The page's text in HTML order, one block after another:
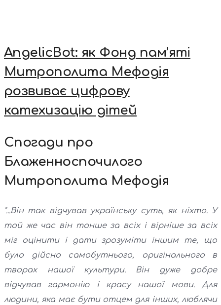
AngelicBot: як Фонд пам’яті
Митрополита Мефодія
розвиває цифрову
катехизацію дітей
Спогади про
Блаженноспочилого
Митрополита Мефодія
"...Він так відчував українську суть, як ніхто. У
той же час він тонше за всіх і вірніше за всіх
міг оцінити і дати зрозуміти іншим те, що
було дійсно самобутнього, оригінального в
творах нашої культури. Він дуже добре
відчував гармонію і красу нашої мови. Для
людини, яка має бути отцем для інших, люблячи